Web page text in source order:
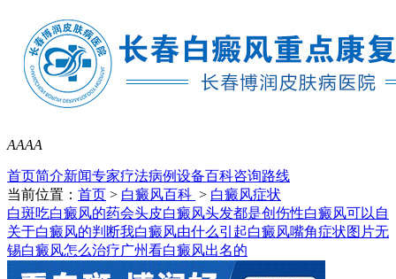
AAAA
首页简介新闻专家疗法病例设备百科咨询路线
当前位置： 首页 > 白癜风百科 > 白癜风症状
白斑吃白癜风的药会头皮白癜风头发都是创伤性白癜风可以自
关于白癜风的判断我白癜风由什么引起白癜风嘴角症状图片无
锡白癜风怎么治疗广州看白癜风出名的